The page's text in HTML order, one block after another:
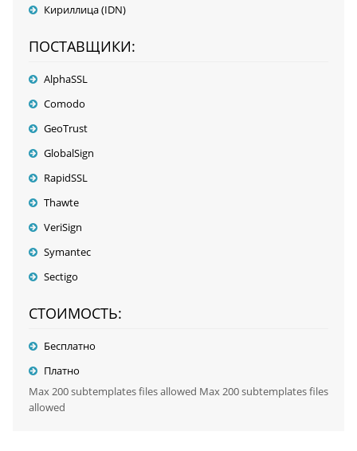
Кириллица (IDN)
ПОСТАВЩИКИ:
AlphaSSL
Comodo
GeoTrust
GlobalSign
RapidSSL
Thawte
VeriSign
Symantec
Sectigo
СТОИМОСТЬ:
Бесплатно
Платно
Max 200 subtemplates files allowed Max 200 subtemplates files
allowed